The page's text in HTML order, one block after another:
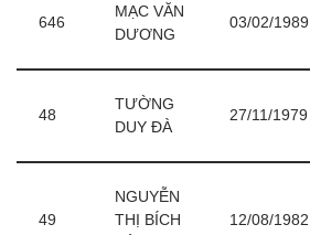
646
MẠC VĂN
DƯƠNG
03/02/1989
48
TƯỜNG
DUY ĐÀ
27/11/1979
49
NGUYỄN
THỊ BÍCH
12/08/1982